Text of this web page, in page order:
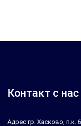
Контакт с нас
Адрес:гр. Хасково, п.к.